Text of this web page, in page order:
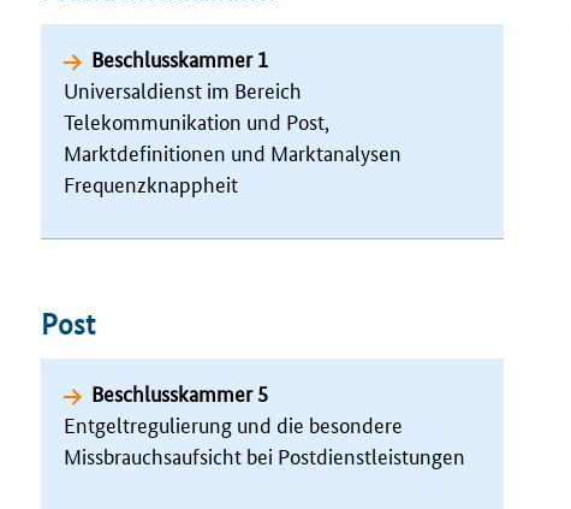
Beschlusskammer 1
Universaldienst im Bereich
Telekommunikation und Post,
Marktdefinitionen und Marktanalysen
Frequenzknappheit
Post
Beschlusskammer 5
Entgeltregulierung und die besondere
Missbrauchsaufsicht bei Postdienstleistungen